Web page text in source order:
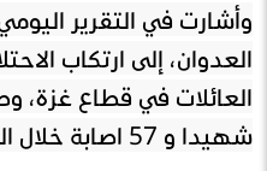
وأشارت في التقرير
شهيدا و 57 اصابة خلال الـ 24 ساعة الماضية.